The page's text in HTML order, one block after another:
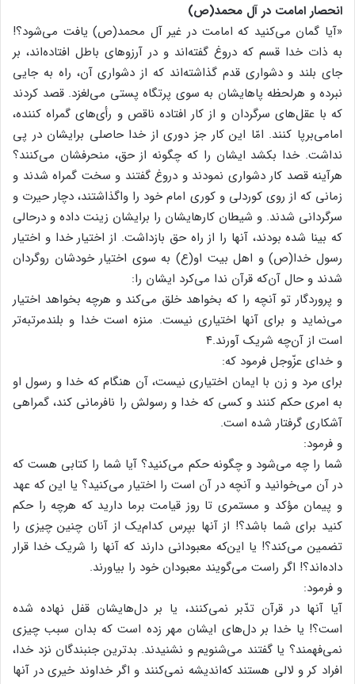
انحصار امامت در آل محمد(ص)
«آیا گمان می‌کنید که امامت در غیر آل محمد(ص) یافت می‌شود؟!
به ذات خدا قسم که دروغ گفته‌اند و در آرزوهای باطل افتاده‌اند، بر
جای بلند و دشواری قدم گذاشته‌اند که از دشواری آن، راه به جایی
نبرده و هرلحظه پاهایشان به سوی پرتگاه پستی می‌لغزد. قصد کردند
که با عقل‌های سرگردان و از کار افتاده ناقص و رأی‌های گمراه کننده،
امامی‌برپا کنند. امّا این کار جز دوری از خدا حاصلی برایشان در پی
نداشت. خدا بکشد ایشان را که چگونه از حق، منحرفشان می‌کنند؟
هرآینه قصد کار دشواری نمودند و دروغ گفتند و سخت گمراه شدند و
زمانی که از روی کوردلی و کوری امام خود را واگذاشتند، دچار حیرت و
سرگردانی شدند. و شیطان کارهایشان را برایشان زینت داده و درحالی
که بینا شده بودند، آنها را از راه حق بازداشت. از اختیار خدا و اختیار
رسول خدا(ص) و اهل بیت او(ع) به سوی اختیار خودشان روگردان
شدند و حال آن‌که قرآن ندا می‌کرد ایشان را:
و پروردگار تو آنچه را که بخواهد خلق می‌کند و هرچه بخواهد اختیار
می‌نماید و برای آنها اختیاری نیست. منزه است خدا و بلندمرتبه‌تر
است از آن‌چه شریک آورند.۴
و خدای عزّوجل فرمود که:
برای مرد و زن با ایمان اختیاری نیست، آن هنگام که خدا و رسول او
به امری حکم کنند و کسی که خدا و رسولش را نافرمانی کند، گمراهی
آشکاری گرفتار شده است.
و فرمود:
شما را چه می‌شود و چگونه حکم می‌کنید؟ آیا شما را کتابی هست که
در آن می‌خوانید و آنچه در آن است را اختیار می‌کنید؟ یا این که عهد
و پیمان مؤکد و مستمری تا روز قیامت برما دارید که هرچه را حکم
کنید برای شما باشد؟! از آنها بپرس کدام‌یک از آنان چنین چیزی را
تضمین می‌کند؟! یا این‌که معبودانی دارند که آنها را شریک خدا قرار
داده‌اند؟! اگر راست می‌گویند معبودان خود را بیاورند.
و فرمود:
آیا آنها در قرآن تدّبر نمی‌کنند، یا بر دل‌هایشان قفل نهاده شده
است؟! یا خدا بر دل‌های ایشان مهر زده است که بدان سبب چیزی
نمی‌فهمند؟ یا گفتند می‌شنویم و نشنیدند. بدترین جنبندگان نزد خدا،
افراد کر و لالی هستند که‌اندیشه نمی‌کنند و اگر خداوند خیری در آنها